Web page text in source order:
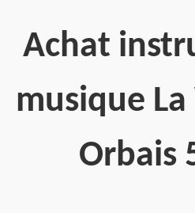
Achat
musique
Orbais